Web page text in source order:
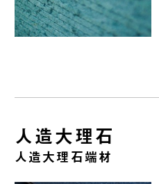
人造大理石
人造大理石端材